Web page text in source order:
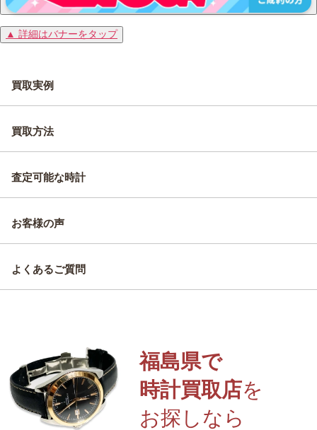
▲ 詳細はバナーをタップ
買取実例
買取方法
査定可能な時計
お客様の声
よくあるご質問
福島県で
時計買取店を
お探しなら